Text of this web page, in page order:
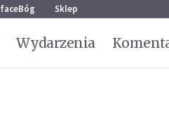
faceBóg Sklep
Wydarzenia